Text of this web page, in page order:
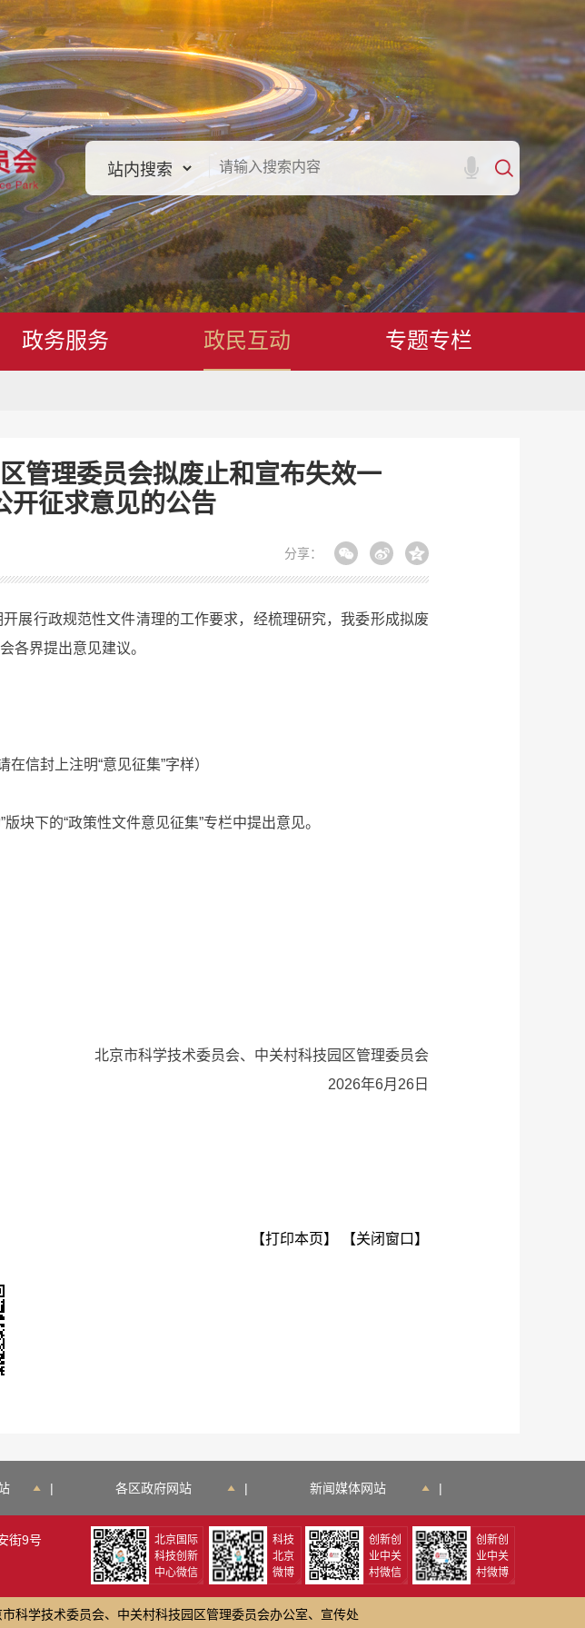
政务服务 政民互动 专题专栏
管理委员会拟废止和宣布失效一
开征求意见的公告
分享：
行政规范性文件清理的工作要求，经梳理研究，我委形成拟废
各界提出意见建议。
信封上注明“意见征集”字样）
下的“政策性文件意见征集”专栏中提出意见。
北京市科学技术委员会、中关村科技园区管理委员会
2026年6月26日
【打印本页】 【关闭窗口】
| 各区政府网站 | 新闻媒体网站 |
街9号
北京国际
科技创新
中心微信
科技
北京
微博
创新创
业中关
村微信
创新创
业中关
村微博
科学技术委员会、中关村科技园区管理委员会办公室、宣传处